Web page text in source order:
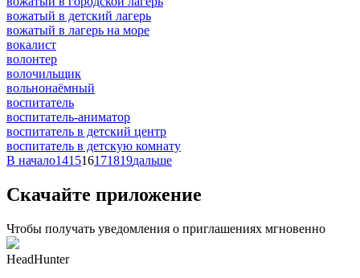
вожатый в детский лагерь
вожатый в лагерь на море
вокалист
волонтер
волочильщик
вольнонаёмный
воспитатель
воспитатель-аниматор
воспитатель в детский центр
воспитатель в детскую комнату
В начало141516171819дальше
Скачайте приложение
Чтобы получать уведомления о приглашениях мгновенно
HeadHunter